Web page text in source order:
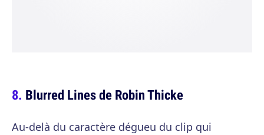
Blurred Lines de Robin Thicke
Au-delà du caractère dégueu du clip qui